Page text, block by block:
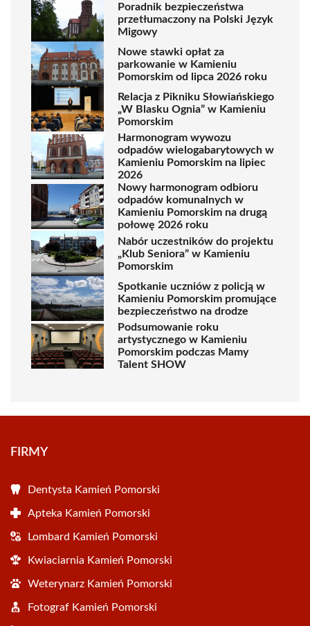
Poradnik bezpieczeństwa
przetłumaczony na Polski Język
Migowy
Nowe stawki opłat za
parkowanie w Kamieniu
Pomorskim od lipca 2026 roku
Relacja z Pikniku Słowiańskiego
„W Blasku Ognia” w Kamieniu
Pomorskim
Harmonogram wywozu
odpadów wielogabarytowych w
Kamieniu Pomorskim na lipiec
2026
Nowy harmonogram odbioru
odpadów komunalnych w
Kamieniu Pomorskim na drugą
połowę 2026 roku
Nabór uczestników do projektu
„Klub Seniora” w Kamieniu
Pomorskim
Spotkanie uczniów z policją w
Kamieniu Pomorskim promujące
bezpieczeństwo na drodze
Podsumowanie roku
artystycznego w Kamieniu
Pomorskim podczas Mamy
Talent SHOW
FIRMY
Dentysta Kamień Pomorski
Apteka Kamień Pomorski
Lombard Kamień Pomorski
Kwiaciarnia Kamień Pomorski
Weterynarz Kamień Pomorski
Fotograf Kamień Pomorski